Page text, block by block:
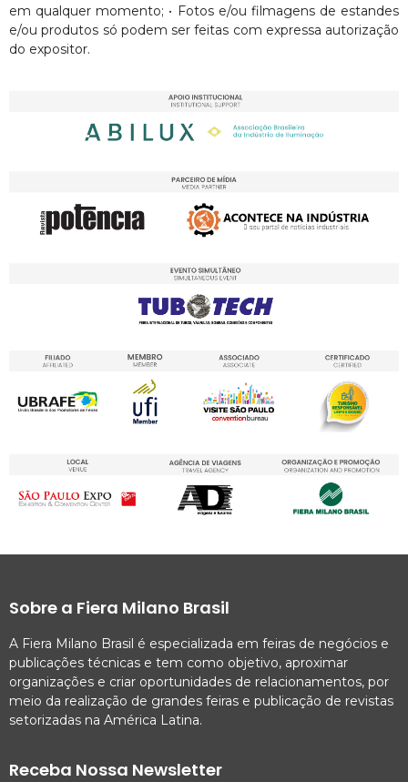
em qualquer momento; • Fotos e/ou filmagens de estandes
e/ou produtos só podem ser feitas com expressa autorização
do expositor.
Sobre a Fiera Milano Brasil
A Fiera Milano Brasil é especializada em feiras de negócios e
publicações técnicas e tem como objetivo, aproximar
organizações e criar oportunidades de relacionamentos, por
meio da realização de grandes feiras e publicação de revistas
setorizadas na América Latina.
Receba Nossa Newsletter